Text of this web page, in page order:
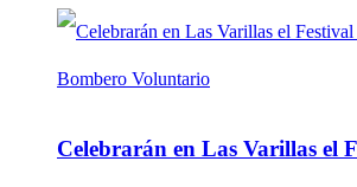
Celebrarán en Las Varillas el